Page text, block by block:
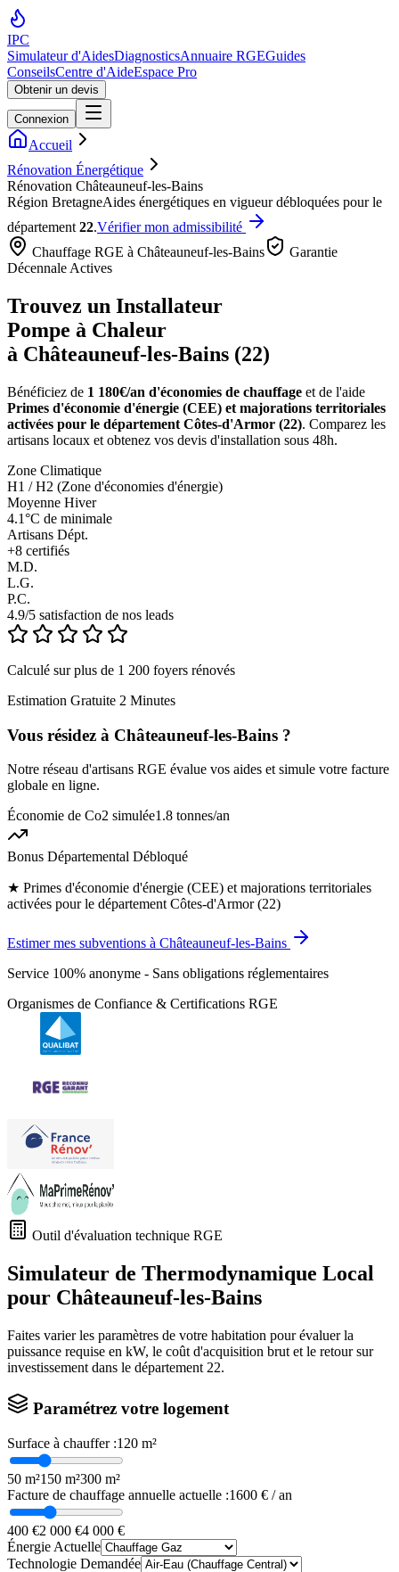
IPC
Simulateur d'AidesDiagnosticsAnnuaire RGEGuides
ConseilsCentre d'AideEspace Pro
Obtenir un devis
Connexion
Accueil
Rénovation Énergétique
Rénovation Châteauneuf-les-Bains
Région BretagneAides énergétiques en vigueur débloquées pour le
département 22.Vérifier mon admissibilité
Chauffage RGE à Châteauneuf-les-Bains
Garantie
Décennale Actives
Trouvez un Installateur
Pompe à Chaleur
à Châteauneuf-les-Bains (22)
Bénéficiez de 1 180€/an d'économies de chauffage et de l'aide
Primes d'économie d'énergie (CEE) et majorations territoriales
activées pour le département Côtes-d'Armor (22). Comparez les
artisans locaux et obtenez vos devis d'installation sous 48h.
Zone Climatique
H1 / H2 (Zone d'économies d'énergie)
Moyenne Hiver
4.1°C de minimale
Artisans Dépt.
+8 certifiés
M.D.
L.G.
P.C.
4.9/5 satisfaction de nos leads
Calculé sur plus de 1 200 foyers rénovés
Estimation Gratuite 2 Minutes
Vous résidez à Châteauneuf-les-Bains ?
Notre réseau d'artisans RGE évalue vos aides et simule votre facture
globale en ligne.
Économie de Co2 simulée1.8 tonnes/an
Bonus Départemental Débloqué
★ Primes d'économie d'énergie (CEE) et majorations territoriales
activées pour le département Côtes-d'Armor (22)
Estimer mes subventions à Châteauneuf-les-Bains
Service 100% anonyme - Sans obligations réglementaires
Organismes de Confiance & Certifications RGE
Outil d'évaluation technique RGE
Simulateur de Thermodynamique Local
pour Châteauneuf-les-Bains
Faites varier les paramètres de votre habitation pour évaluer la
puissance requise en kW, le coût d'acquisition brut et le retour sur
investissement dans le département 22.
Paramétrez votre logement
Surface à chauffer :120 m²
50 m²150 m²300 m²
Facture de chauffage annuelle actuelle :1600 € / an
400 €2 000 €4 000 €
Énergie Actuelle
Technologie Demandée